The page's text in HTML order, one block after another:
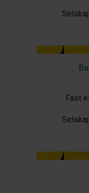
Fast